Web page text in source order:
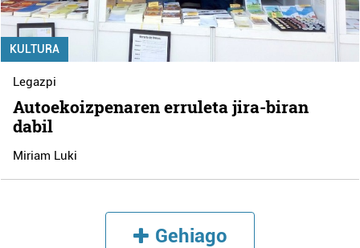
KULTURA
Legazpi
Autoekoizpenaren erruleta jira-biran
dabil
Miriam Luki
Gehiago